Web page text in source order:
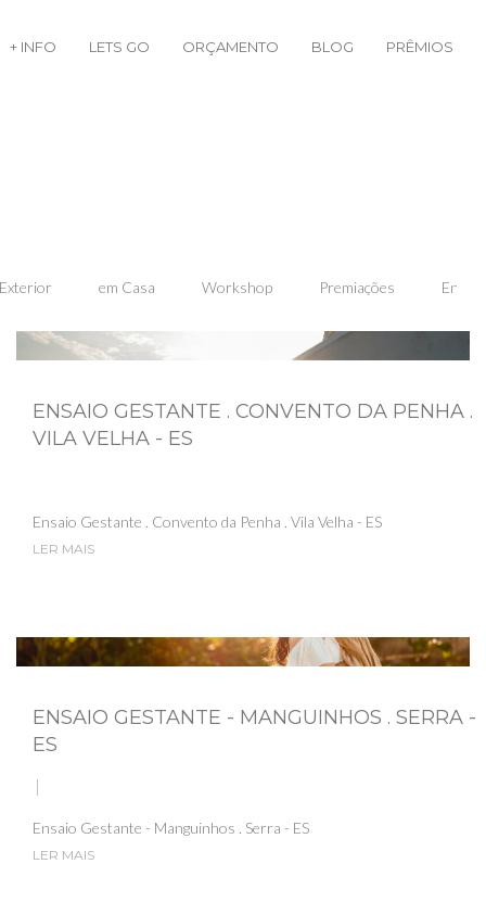
+ INFO LETS GO ORÇAMENTO BLOG PRÊMIOS
em Casa Workshop Premiações
ENSAIO GESTANTE . CONVENTO DA PENHA .
VILA VELHA - ES
Ensaio Gestante . Convento da Penha . Vila Velha - ES
LER MAIS
ENSAIO GESTANTE - MANGUINHOS . SERRA -
ES
Ensaio Gestante - Manguinhos . Serra - ES
LER MAIS